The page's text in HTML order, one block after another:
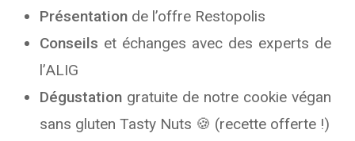
Présentation de l’offre Restopolis
Conseils et échanges avec des experts de
l’ALIG
Dégustation gratuite de notre cookie végan
sans gluten Tasty Nuts 🍪 (recette offerte !)